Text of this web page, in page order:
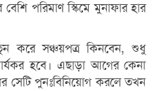
পরিমাণ স্কিমে মুনাফার হার
করে সঞ্চয়পত্র কিনবেন, শুধু
হবে। এছাড়া আগের কেনা
সেটি পুনঃবিনিয়োগ করলে তখন